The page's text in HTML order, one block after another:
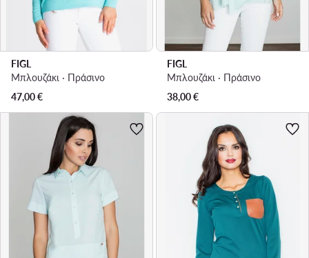
FIGL
Μπλουζάκι · Πράσινο
47,00€
FIGL
Μπλουζάκι · Πράσινο
38,00€